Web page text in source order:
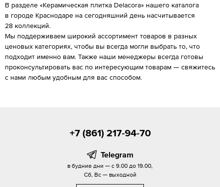
В разделе «Керамическая плитка Delacora» нашего каталога
в городе Краснодаре на сегодняшний день насчитывается
28 коллекций.
Мы поддерживаем широкий ассортимент товаров в разных
ценовых категориях, чтобы вы всегда могли выбрать то, что
подходит именно вам. Также наши менеджеры всегда готовы
проконсультировать вас по интересующим товарам — свяжитесь
с нами любым удобным для вас способом.
+7 (861) 217-94-70
Telegram
в будние дни — с 9.00 до 19.00,
Сб, Вс — выходной